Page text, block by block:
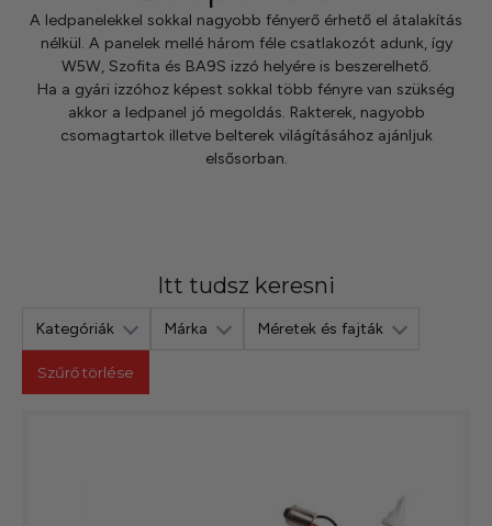
A ledpanelekkel sokkal nagyobb fényerő érhető el átalakítás
nélkül. A panelek mellé három féle csatlakozót adunk, így
W5W, Szofita és BA9S izzó helyére is beszerelhető.
Ha a gyári izzóhoz képest sokkal több fényre van szükség
akkor a ledpanel jó megoldás. Rakterek, nagyobb
csomagtartok illetve belterek világításához ajánljuk
elsősorban.
Itt tudsz keresni
Kategóriák Márka Méretek és fajták
Szűrő törlése